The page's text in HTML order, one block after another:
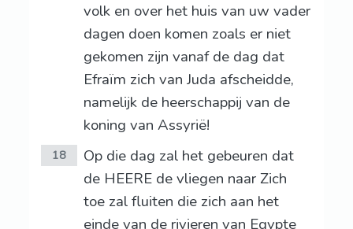
volk en over het huis van uw vader
dagen doen komen zoals er niet
gekomen zijn vanaf de dag dat
Efraïm zich van Juda afscheidde,
namelijk de heerschappij van de
koning van Assyrië!
18
Op die dag zal het gebeuren dat
de HEERE de vliegen naar Zich
toe zal fluiten die zich aan het
einde van de rivieren van Egypte